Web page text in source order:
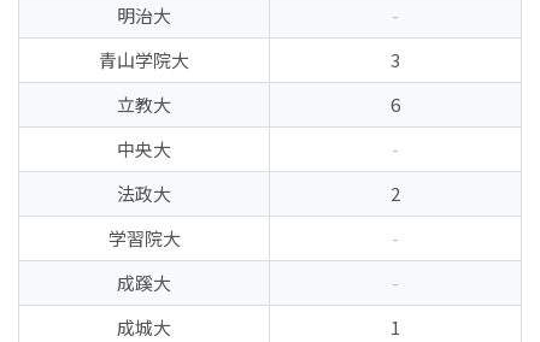
明治大
-
青山学院大
3
立教大
6
中央大
-
法政大
2
学習院大
-
成蹊大
-
成城大
1